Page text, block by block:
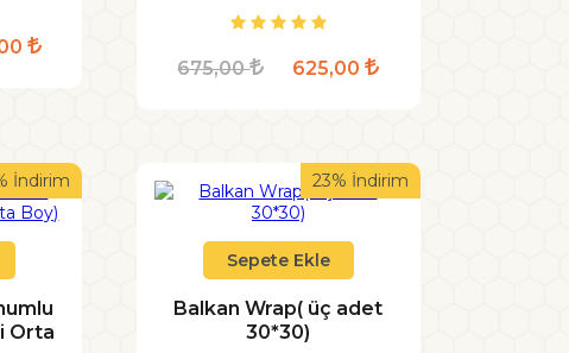
675,00 625,00
İndirim
Orta
23% İndirim
Sepete Ekle
Balkan Wrap( üç adet
30*30)